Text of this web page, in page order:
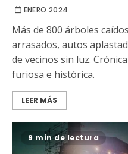
ENERO 2024
Más de 800 árboles
arrasados, autos
de vecinos sin luz.
furiosa e histórica.
LEER MÁS
9 min de lectura